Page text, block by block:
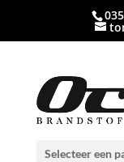
Selecteer een